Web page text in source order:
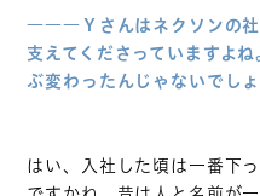
―――Ｙさんはネクソンの社
支えてくださっていますよ
ぶ変わったんじゃないでし
はい、入社した頃は一番下